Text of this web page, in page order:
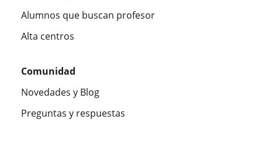
Alumnos que buscan profesor
Alta centros
Comunidad
Novedades y Blog
Preguntas y respuestas